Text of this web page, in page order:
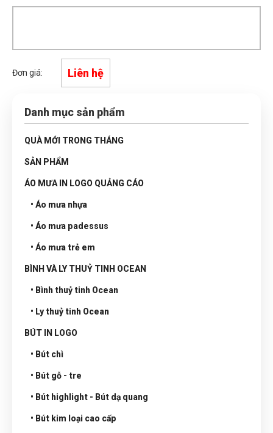
Đơn giá: Liên hệ
Danh mục sản phẩm
QUÀ MỚI TRONG THÁNG
SẢN PHẨM
ÁO MƯA IN LOGO QUẢNG CÁO
• Áo mưa nhựa
• Áo mưa padessus
• Áo mưa trẻ em
BÌNH VÀ LY THUỶ TINH OCEAN
• Bình thuỷ tinh Ocean
• Ly thuỷ tinh Ocean
BÚT IN LOGO
• Bút chì
• Bút gỗ - tre
• Bút highlight - Bút dạ quang
• Bút kim loại cao cấp